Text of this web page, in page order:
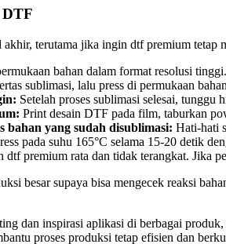
DTF
terutama jika ingin dtf premium
bahan dalam format resolusi
sublimasi, lalu press di permukaan
Setelah proses sublimasi selesai,
Print desain DTF pada film, taburkan
bahan yang sudah disublimasi: Hati-hati
pada suhu 165°C selama 15-20 detik
dtf premium rata dan tidak terangkat. Jika
besar supaya bisa mengecek reaksi
dan inspirasi aplikasi di berbagai
proses produksi tetap efisien dan